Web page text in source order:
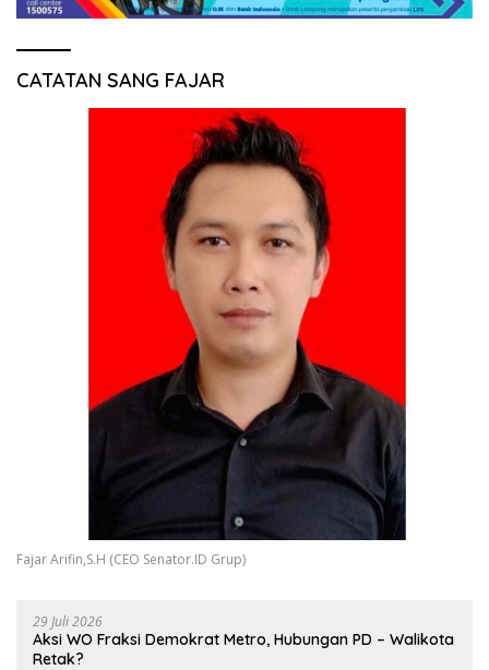
CATATAN SANG FAJAR
Fajar Arifin,S.H (CEO Senator.ID Grup)
29 Juli 2026
Aksi WO Fraksi Demokrat Metro, Hubungan PD – Walikota
Retak?